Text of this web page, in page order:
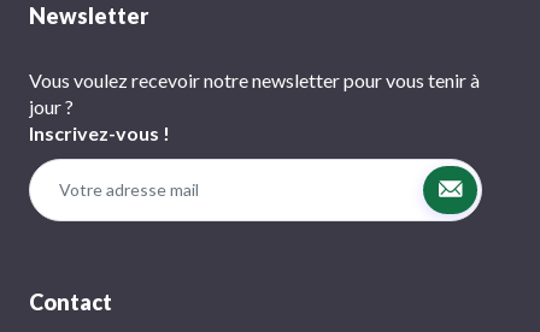
Newsletter
Vous voulez recevoir notre newsletter pour vous tenir à
jour ?
Inscrivez-vous !
Contact